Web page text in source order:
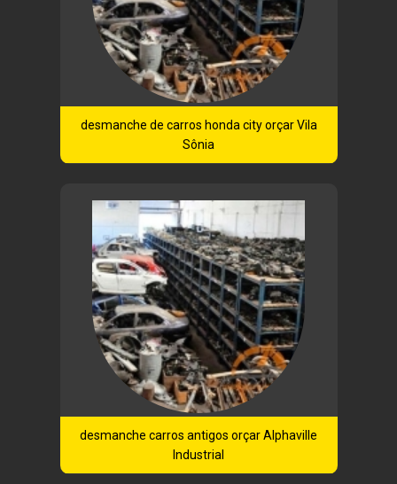
desmanche de carros honda city orçar Vila
Sônia
desmanche carros antigos orçar Alphaville
Industrial